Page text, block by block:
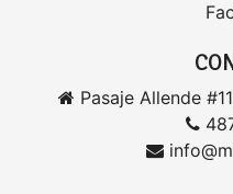
Pasaje Allende